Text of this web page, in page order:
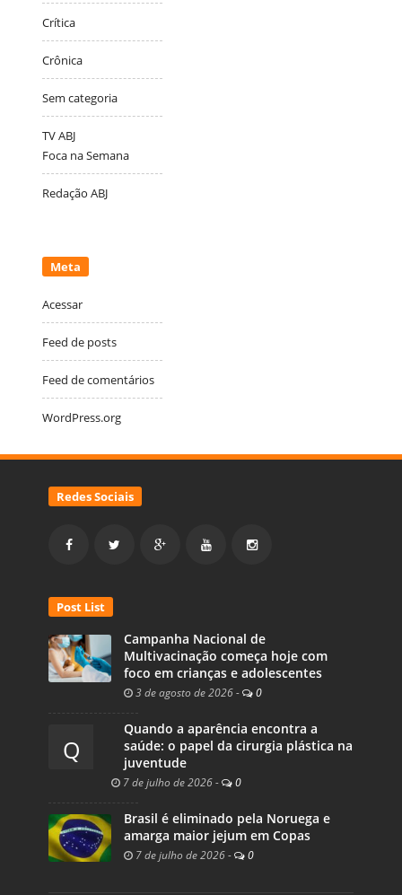
Crítica
Crônica
Sem categoria
TV ABJ
Foca na Semana
Redação ABJ
Meta
Acessar
Feed de posts
Feed de comentários
WordPress.org
Redes Sociais
Post List
Campanha Nacional de
Multivacinação começa hoje com
foco em crianças e adolescentes
3 de agosto de 2026 - 0
Q
Quando a aparência encontra a
saúde: o papel da cirurgia plástica na
juventude
7 de julho de 2026 - 0
Brasil é eliminado pela Noruega e
amarga maior jejum em Copas
7 de julho de 2026 - 0